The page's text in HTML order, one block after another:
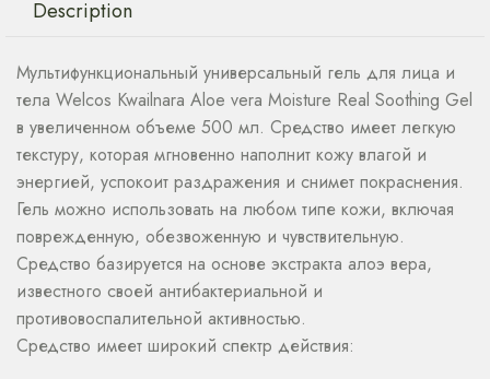
Description
Мультифункциональный универсальный гель для лица и
тела Welcos Kwailnara Aloe vera Moisture Real Soothing Gel
в увеличенном объеме 500 мл. Средство имеет легкую
текстуру, которая мгновенно наполнит кожу влагой и
энергией, успокоит раздражения и снимет покраснения.
Гель можно использовать на любом типе кожи, включая
поврежденную, обезвоженную и чувствительную.
Средство базируется на основе экстракта алоэ вера,
известного своей антибактериальной и
противовоспалительной активностью.
Средство имеет широкий спектр действия: